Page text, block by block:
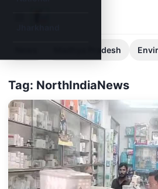
Madhya Pradesh
Tag: NorthIndiaNews